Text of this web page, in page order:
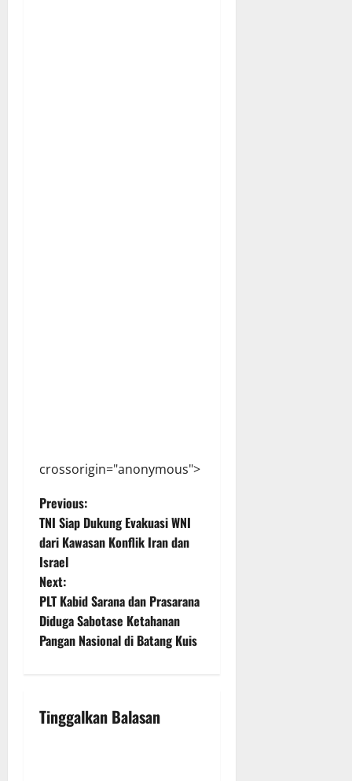
crossorigin="anonymous">
P
o
s
t
n
v
Previous:
TNI Siap Dukung Evakuasi WNI
dari Kawasan Konflik Iran dan
Israel
Next:
PLT Kabid Sarana dan Prasarana
Diduga Sabotase Ketahanan
Pangan Nasional di Batang Kuis
Tinggalkan Balasan